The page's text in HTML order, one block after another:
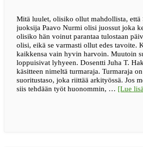
Mitä luulet, olisiko ollut mahdollista, että
juoksija Paavo Nurmi olisi juossut joka
olisiko hän voinut parantaa tulostaan
olisi, eikä se varmasti ollut edes tavoite.
kaikkensa vain hyvin harvoin. Muutoin
loppuisivat lyhyeen. Dosentti Juha T.
käsitteen nimeltä turmaraja. Turmaraja
suoritustaso, joka riittää arkityössä. Jos
siis tehdään työt huonommin, … [Lue